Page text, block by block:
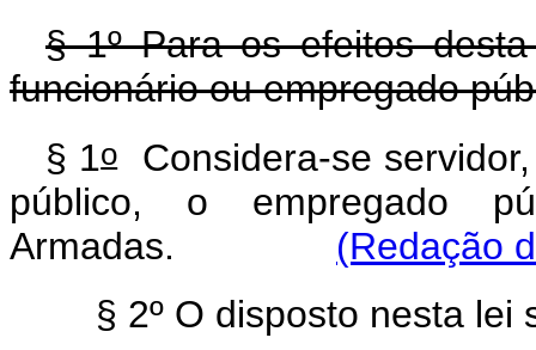
§ 1º Para os efeitos
funcionário ou empregado
§ 1oConsidera-se
público, o empregado
Armadas. (Redação
§ 2º O disposto nesta lei